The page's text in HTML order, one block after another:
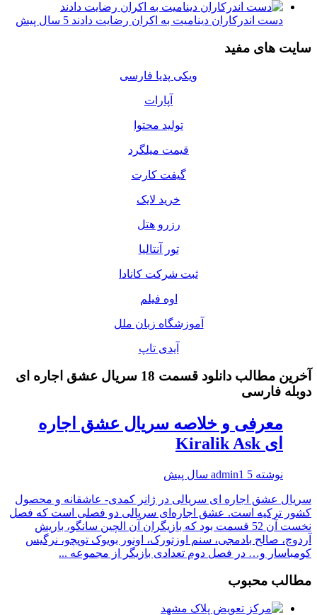
دست اندرکاران دینامیت به اکران رضایت دادند 5 سال پیش
سایت های مفید
ویکی پدیا فارسی
آپارات
تولید محتوا
قیمت میلگرد
گیفت کارت
خرید لایک
رزرو هتل
تور آنتالیا
ثبت شرکت کانادا
اوه فیلم
آموزشگاه زبان ملل
آیدی تاپ
آخرین مطالب دانلود قسمت 18 سریال عشق اجاره ای
دوبله فارسی
معرفی و خلاصه سریال عشق اجاره
ای Kiralik Ask
نوشته admin1 5 سال پیش
سریال عشق اجاره ای سریالی در ژانر کمدی- عاشقانه و محصول
کشور ترکیه است. عشق اجاره‌ای سریالی دو فصلی است که فصل
نخست آن 52 قسمت بود که بازیگران آن الچین سانگو، باریش
آردوچ، صالح بادمجی، سنم اوزتورک، اونور بویوک توپچو، نرگیس
کومباسار و… در فصل دوم تعدادی بازیگر از مجموعه ...
مطالب محبوب